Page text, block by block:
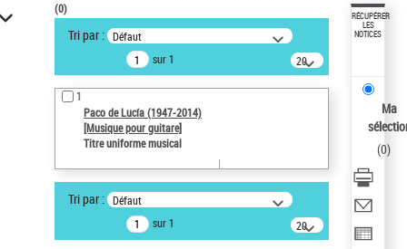
VOTRE RECHERCHE
Recherche avancée dans les
notices d’autorité
Œuvres liées à l'auteur :
Paco de Lucía (1947-2014)
Auteur d’œuvre
Type de notice d'autorité
Œuvre
Sauvegarder votre recherche
(0)
Tri par : Défaut
sur 1
20
résultats/page
1
Paco de Lucía (1947-2014)
[Musique pour guitare]
Titre uniforme musical
Tri par : Défaut
sur 1
20
résultats/page
RÉCUPÉRER
LES
NOTICES
Ma
(0)